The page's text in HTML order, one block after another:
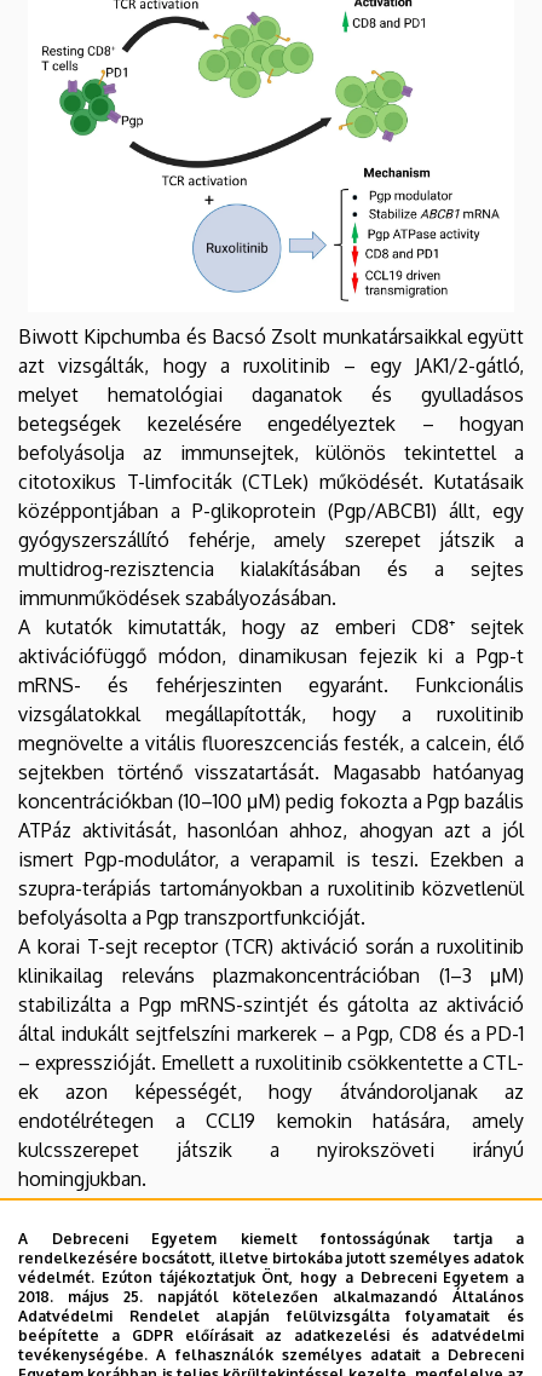
citotoxikus
limfociták
migrációját
Biofizikai
és
Sejtbiológiai
Intézet
Biwott Kipchumba és Bacsó Zsolt munkatársaikkal együtt
azt vizsgálták, hogy a ruxolitinib – egy JAK1/2-gátló,
melyet hematológiai daganatok és gyulladásos
betegségek kezelésére engedélyeztek – hogyan
befolyásolja az immunsejtek, különös tekintettel a
citotoxikus T-limfociták (CTLek) működését. Kutatásaik
középpontjában a P-glikoprotein (Pgp/ABCB1) állt, egy
gyógyszerszállító fehérje, amely szerepet játszik a
multidrog-rezisztencia kialakításában és a sejtes
immunműködések szabályozásában.
A kutatók kimutatták, hogy az emberi CD8⁺ sejtek
aktivációfüggő módon, dinamikusan fejezik ki a Pgp-t
mRNS- és fehérjeszinten egyaránt. Funkcionális
vizsgálatokkal megállapították, hogy a ruxolitinib
megnövelte a vitális fluoreszcenciás festék, a calcein, élő
sejtekben történő visszatartását. Magasabb hatóanyag
koncentrációkban (10–100 μM) pedig fokozta a Pgp bazális
ATPáz aktivitását, hasonlóan ahhoz, ahogyan azt a jól
ismert Pgp-modulátor, a verapamil is teszi. Ezekben a
szupra-terápiás tartományokban a ruxolitinib közvetlenül
befolyásolta a Pgp transzportfunkcióját.
A korai T-sejt receptor (TCR) aktiváció során a ruxolitinib
klinikailag releváns plazmakoncentrációban (1–3 μM)
stabilizálta a Pgp mRNS-szintjét és gátolta az aktiváció
által indukált sejtfelszíni markerek – a Pgp, CD8 és a PD-1
– expresszióját. Emellett a ruxolitinib csökkentette a CTL-
ek azon képességét, hogy átvándoroljanak az
endotélrétegen a CCL19 kemokin hatására, amely
kulcsszerepet játszik a nyirokszöveti irányú
homingjukban.
Az eredmények azt mutatták, hogy a ruxolitinib
koncentrációfüggő módon szabályozza a Pgp
expresszióját és működését, és jelentősen befolyásolja a
T-sejtek aktivációját, valamint gátolja migrációjukat. A
tanulmány hangsúlyozza a JAK-gátlók immunmoduláló
hatásának fontosságát olyan terápiás helyzetekben, mint
A Debreceni Egyetem kiemelt fontosságúnak tartja a
rendelkezésére bocsátott, illetve birtokába jutott személyes adatok
védelmét. Ezúton tájékoztatjuk Önt, hogy a Debreceni Egyetem a
2018. május 25. napjától kötelezően alkalmazandó Általános
Adatvédelmi Rendelet alapján felülvizsgálta folyamatait és
beépítette a GDPR előírásait az adatkezelési és adatvédelmi
tevékenységébe. A felhasználók személyes adatait a Debreceni